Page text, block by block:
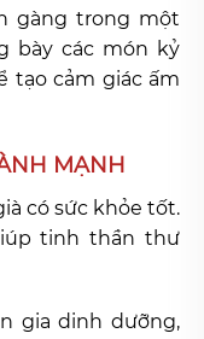
gàng trong một
bày các món kỷ
tạo cảm giác ấm
MẠNH
có sức khỏe tốt.
tinh thần thư
gia dinh dưỡng,